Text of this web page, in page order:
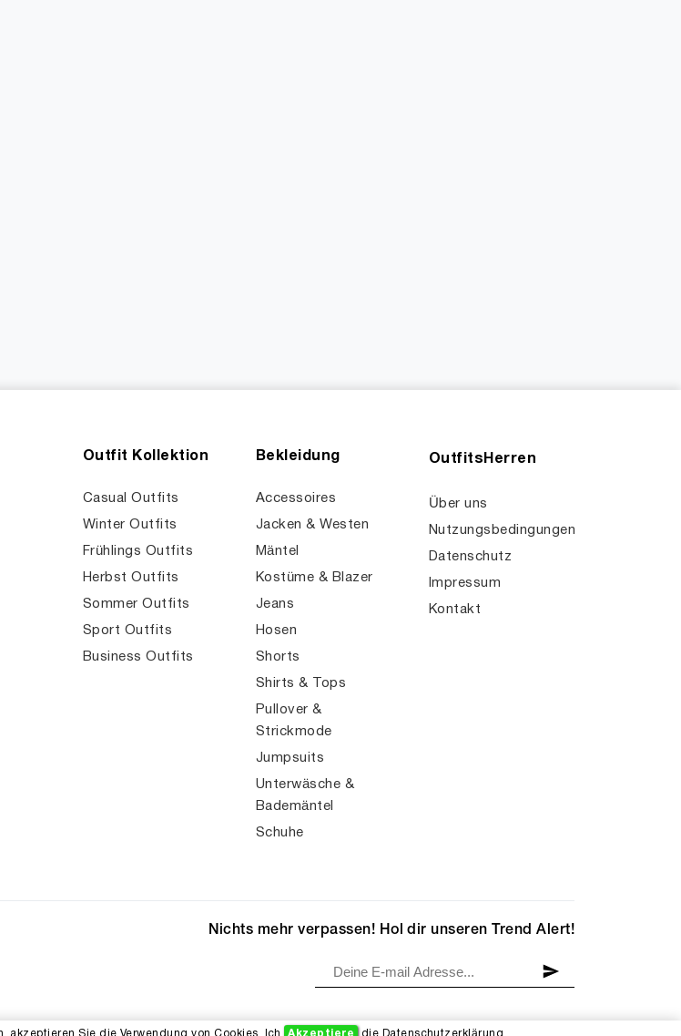
Outfit Kollektion
Casual Outfits
Winter Outfits
Frühlings Outfits
Herbst Outfits
Sommer Outfits
Sport Outfits
Business Outfits
Bekleidung
Accessoires
Jacken & Westen
Mäntel
Kostüme & Blazer
Jeans
Hosen
Shorts
Shirts & Tops
Pullover &
Strickmode
Jumpsuits
Unterwäsche &
Bademäntel
Schuhe
OutfitsHerren
Über uns
Nutzungsbedingungen
Datenschutz
Impressum
Kontakt
Nichts mehr verpassen! Hol dir unseren Trend Alert!
akzeptieren Sie die Verwendung von Cookies. Ich Akzeptiere die Datenschutzerklärung